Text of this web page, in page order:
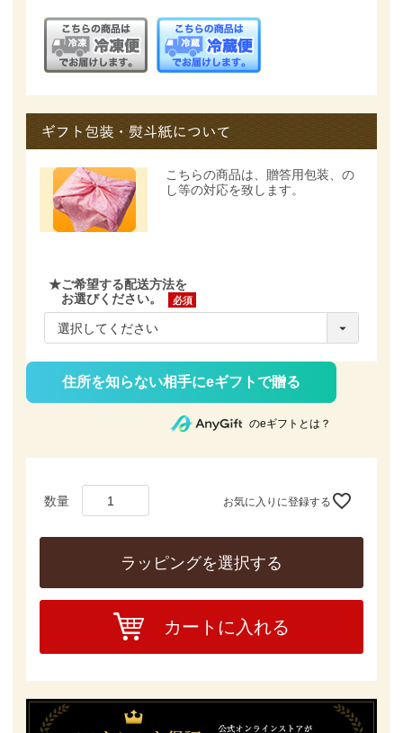
こちらの商品は、 贈答用包装、の
し等の対応を致します。
★ご希望する配送方法を
お選びください。
(必
住所を知らない相手にeギフトで贈る
のeギフトとは？
お気に入りに登録する
ラッピングを選択する
カートに入れる